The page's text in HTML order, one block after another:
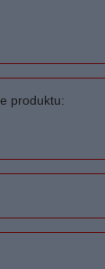
produktu: